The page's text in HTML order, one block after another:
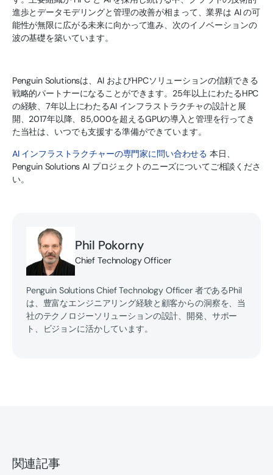
進歩とデータモデリングと管理の改善が相まって、業界は AI の可
能性が無限に広がる未来に向かって進み、次のイノベーションの
波の基礎を築いています。
Penguin Solutionsは、AI およびHPCソリューションの信頼できる
戦略的パートナーになることができます。25年以上にわたるHPC
の経験、7年以上にわたるAI インフラストラクチャの設計と展
開、2017年以降、85,000を超えるGPUの導入と管理を行ってき
た当社は、いつでも支援する準備ができています。
AI インフラストラクチャーの専門家に問い合わせる 本日、
Penguin Solutions AI プロジェクトのニーズについてご相談くださ
い。
Phil Pokorny
Chief Technology Officer
Penguin Solutions Chief Technology Officer 者であるPhil
は、豊富なエンジニアリング経験と顧客からの洞察を、当
社のテクノロジーソリューションの設計、開発、サポー
ト、ビジョンに活かしています。
関連記事